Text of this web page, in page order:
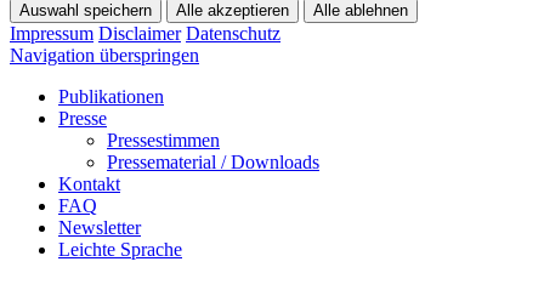
Auswahl speichern Alle akzeptieren Alle ablehnen
Impressum Disclaimer Datenschutz
Navigation überspringen
Publikationen
Presse
Pressestimmen
Pressematerial / Downloads
Kontakt
FAQ
Newsletter
Leichte Sprache